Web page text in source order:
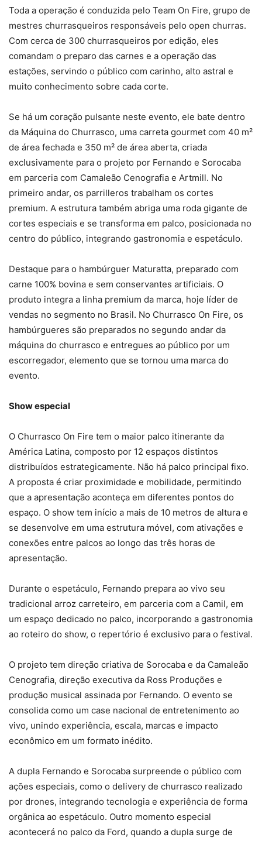
Toda a operação é conduzida pelo Team On Fire, grupo de
mestres churrasqueiros responsáveis pelo open churras.
Com cerca de 300 churrasqueiros por edição, eles
comandam o preparo das carnes e a operação das
estações, servindo o público com carinho, alto astral e
muito conhecimento sobre cada corte.
Se há um coração pulsante neste evento, ele bate dentro
da Máquina do Churrasco, uma carreta gourmet com 40 m²
de área fechada e 350 m² de área aberta, criada
exclusivamente para o projeto por Fernando e Sorocaba
em parceria com Camaleão Cenografia e Artmill. No
primeiro andar, os parrilleros trabalham os cortes
premium. A estrutura também abriga uma roda gigante de
cortes especiais e se transforma em palco, posicionada no
centro do público, integrando gastronomia e espetáculo.
Destaque para o hambúrguer Maturatta, preparado com
carne 100% bovina e sem conservantes artificiais. O
produto integra a linha premium da marca, hoje líder de
vendas no segmento no Brasil. No Churrasco On Fire, os
hambúrgueres são preparados no segundo andar da
máquina do churrasco e entregues ao público por um
escorregador, elemento que se tornou uma marca do
evento.
Show especial
O Churrasco On Fire tem o maior palco itinerante da
América Latina, composto por 12 espaços distintos
distribuídos estrategicamente. Não há palco principal fixo.
A proposta é criar proximidade e mobilidade, permitindo
que a apresentação aconteça em diferentes pontos do
espaço. O show tem início a mais de 10 metros de altura e
se desenvolve em uma estrutura móvel, com ativações e
conexões entre palcos ao longo das três horas de
apresentação.
Durante o espetáculo, Fernando prepara ao vivo seu
tradicional arroz carreteiro, em parceria com a Camil, em
um espaço dedicado no palco, incorporando a gastronomia
ao roteiro do show, o repertório é exclusivo para o festival.
O projeto tem direção criativa de Sorocaba e da Camaleão
Cenografia, direção executiva da Ross Produções e
produção musical assinada por Fernando. O evento se
consolida como um case nacional de entretenimento ao
vivo, unindo experiência, escala, marcas e impacto
econômico em um formato inédito.
A dupla Fernando e Sorocaba surpreende o público com
ações especiais, como o delivery de churrasco realizado
por drones, integrando tecnologia e experiência de forma
orgânica ao espetáculo. Outro momento especial
acontecerá no palco da Ford, quando a dupla surge de